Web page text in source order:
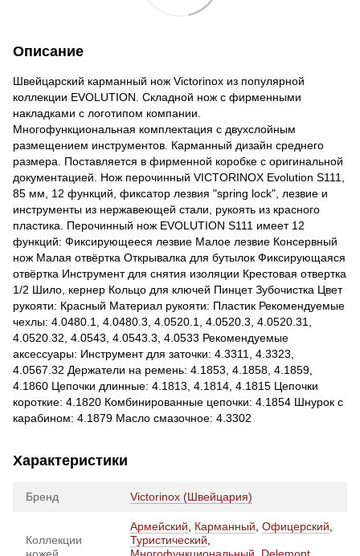
Описание
Швейцарский карманный нож Victorinox из популярной
коллекции EVOLUTION. Складной нож с фирменными
накладками с логотипом компании.
Многофункциональная комплектация с двухслойным
размещением инструментов. Карманный дизайн среднего
размера. Поставляется в фирменной коробке с оригинальной
документацией. Нож перочинный VICTORINOX Evolution S111,
85 мм, 12 функций, фиксатор лезвия "spring lock", лезвие и
инструменты из нержавеющей стали, рукоять из красного
пластика. Перочинный нож EVOLUTION S111 имеет 12
функций: Фиксирующееся лезвие Малое лезвие Консервный
нож Малая отвёртка Открывалка для бутылок Фиксирующаяся
отвёртка Инструмент для снятия изоляции Крестовая отвертка
1/2 Шило, кернер Кольцо для ключей Пинцет Зубочистка Цвет
рукояти: Красный Материал рукояти: Пластик Рекомендуемые
чехлы: 4.0480.1, 4.0480.3, 4.0520.1, 4.0520.3, 4.0520.31,
4.0520.32, 4.0543, 4.0543.3, 4.0533 Рекомендуемые
аксессуары: Инструмент для заточки: 4.3311, 4.3323,
4.0567.32 Держатели на ремень: 4.1853, 4.1858, 4.1859,
4.1860 Цепочки длинные: 4.1813, 4.1814, 4.1815 Цепочки
короткие: 4.1820 Комбинированные цепочки: 4.1854 Шнурок с
карабином: 4.1879 Масло смазочное: 4.3302
Характеристики
Бренд Victorinox (Швейцария)
Коллекции
ножей
Армейский Карманный Офицерский
Туристический
Многофункциональный
Delemont